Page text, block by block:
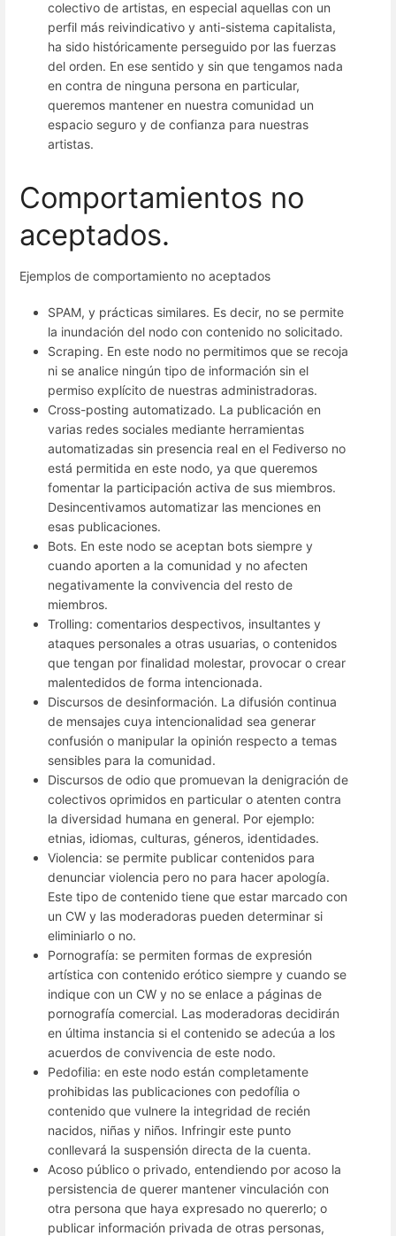
colectivo de artistas, en especial aquellas con un
perfil más reivindicativo y anti-sistema capitalista,
ha sido históricamente perseguido por las fuerzas
del orden. En ese sentido y sin que tengamos nada
en contra de ninguna persona en particular,
queremos mantener en nuestra comunidad un
espacio seguro y de confianza para nuestras
artistas.
Comportamientos no
aceptados.
Ejemplos de comportamiento no aceptados
SPAM, y prácticas similares. Es decir, no se permite
la inundación del nodo con contenido no solicitado.
Scraping. En este nodo no permitimos que se recoja
ni se analice ningún tipo de información sin el
permiso explícito de nuestras administradoras.
Cross-posting automatizado. La publicación en
varias redes sociales mediante herramientas
automatizadas sin presencia real en el Fediverso no
está permitida en este nodo, ya que queremos
fomentar la participación activa de sus miembros.
Desincentivamos automatizar las menciones en
esas publicaciones.
Bots. En este nodo se aceptan bots siempre y
cuando aporten a la comunidad y no afecten
negativamente la convivencia del resto de
miembros.
Trolling: comentarios despectivos, insultantes y
ataques personales a otras usuarias, o contenidos
que tengan por finalidad molestar, provocar o crear
malentedidos de forma intencionada.
Discursos de desinformación. La difusión continua
de mensajes cuya intencionalidad sea generar
confusión o manipular la opinión respecto a temas
sensibles para la comunidad.
Discursos de odio que promuevan la denigración de
colectivos oprimidos en particular o atenten contra
la diversidad humana en general. Por ejemplo:
etnias, idiomas, culturas, géneros, identidades.
Violencia: se permite publicar contenidos para
denunciar violencia pero no para hacer apología.
Este tipo de contenido tiene que estar marcado con
un CW y las moderadoras pueden determinar si
eliminiarlo o no.
Pornografía: se permiten formas de expresión
artística con contenido erótico siempre y cuando se
indique con un CW y no se enlace a páginas de
pornografía comercial. Las moderadoras decidirán
en última instancia si el contenido se adecúa a los
acuerdos de convivencia de este nodo.
Pedofilia: en este nodo están completamente
prohibidas las publicaciones con pedofília o
contenido que vulnere la integridad de recién
nacidos, niñas y niños. Infringir este punto
conllevará la suspensión directa de la cuenta.
Acoso público o privado, entendiendo por acoso la
persistencia de querer mantener vinculación con
otra persona que haya expresado no quererlo; o
publicar información privada de otras personas,